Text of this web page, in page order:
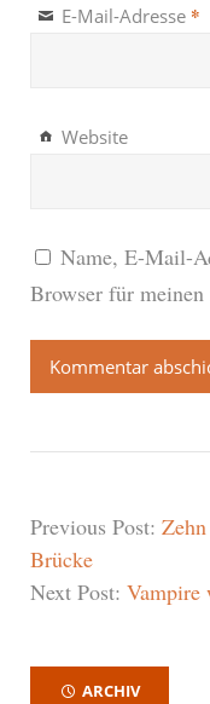
E-Mail-Adresse *
Website
Name, E-Mail-
Browser für meinen
Previous Post:
Brücke
Next Post: Vampire
ARCHIV